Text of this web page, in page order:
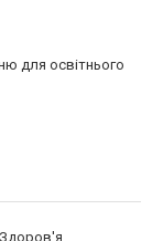
для освітнього
Здоров'я